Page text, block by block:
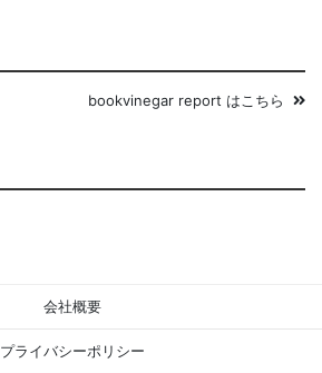
bookvinegar report はこちら
会社概要
プライバシーポリシー